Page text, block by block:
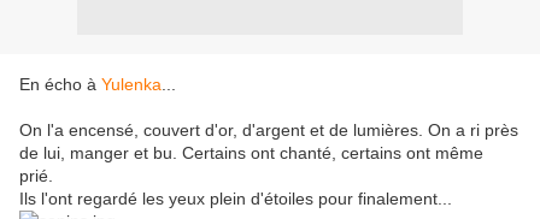
En écho à Yulenka
On l'a encensé, couvert d'or, d'argent et de lumières. On a ri près
de lui, manger et bu. Certains ont chanté, certains ont même
prié.
Ils l'ont regardé les yeux plein d'étoiles pour finalement...